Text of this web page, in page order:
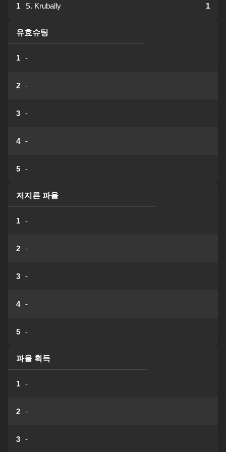
1 S. Krubally 1
유효슈팅
1 -
2 -
3 -
4 -
5 -
저지른 파울
1 -
2 -
3 -
4 -
5 -
파울 획득
1 -
2 -
3 -